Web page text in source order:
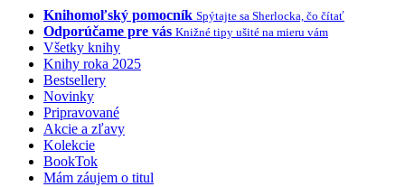
Knihomoľský pomocník Spýtajte sa Sherlocka, čo čítať
Odporúčame pre vás Knižné tipy ušité na mieru vám
Všetky knihy
Knihy roka 2025
Bestsellery
Novinky
Pripravované
Akcie a zľavy
Kolekcie
BookTok
Mám záujem o titul